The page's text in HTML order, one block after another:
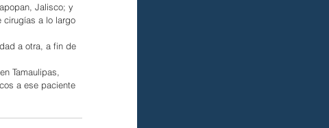
Jalisco; y
cirugías a lo largo
a otra, a fin de
Tamaulipas,
a ese paciente